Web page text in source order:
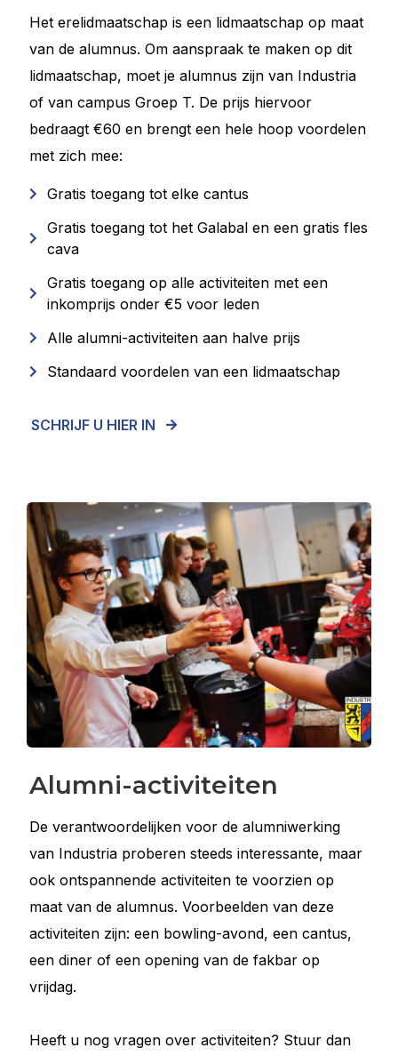
Het erelidmaatschap is een lidmaatschap op maat
van de alumnus. Om aanspraak te maken op dit
lidmaatschap, moet je alumnus zijn van Industria
of van campus Groep T. De prijs hiervoor
bedraagt €60 en brengt een hele hoop voordelen
met zich mee:
Gratis toegang tot elke cantus
Gratis toegang tot het Galabal en een gratis fles
cava
Gratis toegang op alle activiteiten met een
inkomprijs onder €5 voor leden
Alle alumni-activiteiten aan halve prijs
Standaard voordelen van een lidmaatschap
SCHRIJF U HIER IN
Alumni-activiteiten
De verantwoordelijken voor de alumniwerking
van Industria proberen steeds interessante, maar
ook ontspannende activiteiten te voorzien op
maat van de alumnus. Voorbeelden van deze
activiteiten zijn: een bowling-avond, een cantus,
een diner of een opening van de fakbar op
vrijdag.
Heeft u nog vragen over activiteiten? Stuur dan